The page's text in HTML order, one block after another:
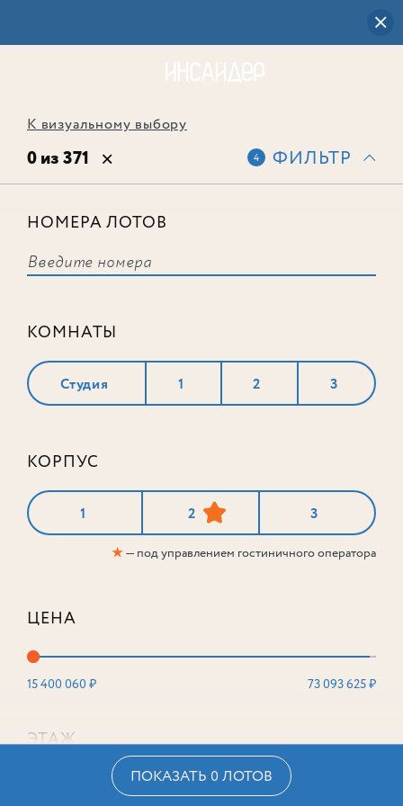
К визуальному выбору
0 из 371 4 ФИЛЬТР
НОМЕРА ЛОТОВ
КОМНАТЫ
Студия 1 2 3
КОРПУС
1 2 3
★— под управлением гостиничного оператора
ЦЕНА
15 400 060 ₽ 73 093 625 ₽
ЭТАЖ
ПОКАЗАТЬ 0 ЛОТОВ
соответствует ни одного лота